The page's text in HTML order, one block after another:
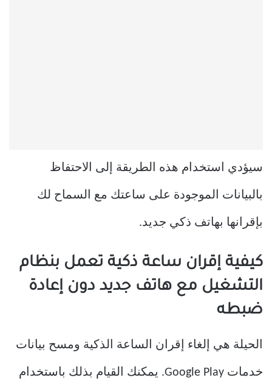
سيؤدي استخدام هذه الطريقة إلى الاحتفاظ
بالبيانات الموجودة على ساعتك مع السماح لك
بإقرانها بهاتف ذكي جديد.
كيفية إقران ساعة ذكية تعمل بنظام
التشغيل مع هاتف جديد دون إعادة
ضبطه
الحيلة هي إلغاء إقران الساعة الذكية ومسح بيانات
خدمات Google Play. يمكنك القيام بذلك باستخدام